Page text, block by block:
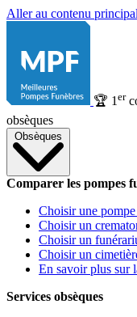
Aller au contenu principal
🏆 1 er
obsèques
Obsèques
Comparer les pompes
Choisir une
Choisir un
Choisir un
Choisir un
En savoir plus sur
Services obsèques